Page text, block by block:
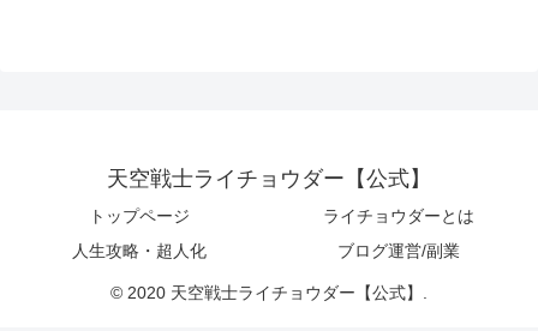
天空戦士ライチョウダー【公式】
トップページ
ライチョウダーとは
人生攻略・超人化
ブログ運営/副業
© 2020 天空戦士ライチョウダー【公式】.